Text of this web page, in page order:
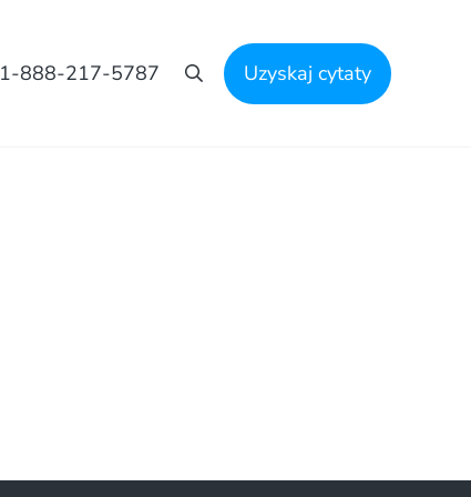
1-888-217-5787 Szukaj na stronie
Uzyskaj cytaty